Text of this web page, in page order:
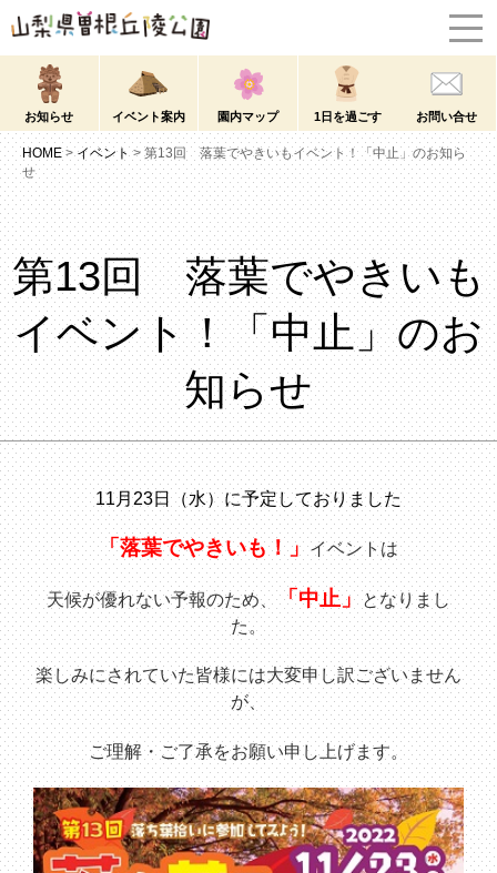
お知らせ イベント案内 園内マップ 1日を過ごす お問い合せ
HOME>イベント> 第13回 落葉でやきいもイベント！「中止」のお知ら
せ
第13回 落葉でやきいも
イベント！「中止」のお
知らせ
11月23日（水）に予定しておりました
「落葉でやきいも！」イベントは
天候が優れない予報のため、「中止」となりまし
た。
楽しみにされていた皆様には大変申し訳ございません
が、
ご理解・ご了承をお願い申し上げます。